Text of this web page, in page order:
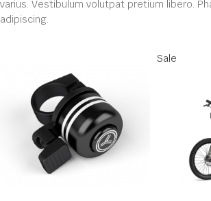
varius. Vestibulum volutpat pretium libero.
adipiscing.
Sale